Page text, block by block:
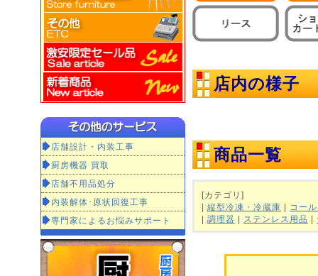
店舗設計・内装工事
厨房機器 買取
店舗不用品処分
内装解体･原状回復工事
専門家によるお悩みサポート
店内の様子
商品一覧
[カテゴリ]
| 縦型冷凍・冷蔵庫 |
コー
| 調理器 | ステンレス用品 |